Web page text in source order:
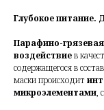
Глубокое питание.
Парафино-
воздействиев
содержащегося в
маски происходит
микроэлементами,